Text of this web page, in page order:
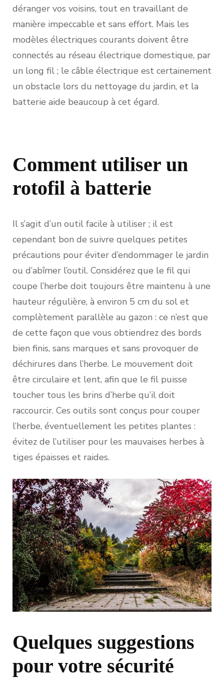
déranger vos voisins, tout en travaillant de
manière impeccable et sans effort. Mais les
modèles électriques courants doivent être
connectés au réseau électrique domestique, par
un long fil ; le câble électrique est certainement
un obstacle lors du nettoyage du jardin, et la
batterie aide beaucoup à cet égard.
Comment utiliser un
rotofil à batterie
Il s’agit d’un outil facile à utiliser ; il est
cependant bon de suivre quelques petites
précautions pour éviter d’endommager le jardin
ou d’abîmer l’outil. Considérez que le fil qui
coupe l’herbe doit toujours être maintenu à une
hauteur régulière, à environ 5 cm du sol et
complètement parallèle au gazon : ce n’est que
de cette façon que vous obtiendrez des bords
bien finis, sans marques et sans provoquer de
déchirures dans l’herbe. Le mouvement doit
être circulaire et lent, afin que le fil puisse
toucher tous les brins d’herbe qu’il doit
raccourcir. Ces outils sont conçus pour couper
l’herbe, éventuellement les petites plantes :
évitez de l’utiliser pour les mauvaises herbes à
tiges épaisses et raides.
Quelques suggestions
pour votre sécurité